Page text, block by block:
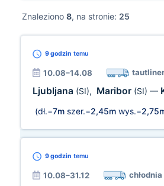
Znaleziono 8, na stronie: 25
9 godzin temu
10.08–14.08 tautliner
Ljubljana (SI), Maribor (SI) —
(dł.=7m szer.=2,45m wys.=
9 godzin temu
10.08–31.12 chłodnia